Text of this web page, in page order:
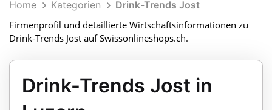
Home Kategorien
Drink-Trends Jost
Firmenprofil und detaillierte Wirtschaftsinformationen zu
Drink-Trends Jost auf Swissonlineshops.ch.
Drink-Trends Jost in